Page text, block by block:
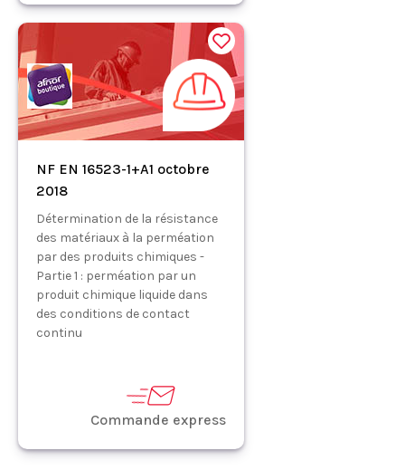
NF EN 16523-1+A1 octobre
2018
Détermination de la résistance
des matériaux à la perméation
par des produits chimiques -
Partie 1 : perméation par un
produit chimique liquide dans
des conditions de contact
continu
Commande express